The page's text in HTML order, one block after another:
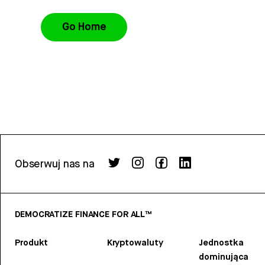
Go Home
Obserwuj nas na
DEMOCRATIZE FINANCE FOR ALL™
Produkt Kryptowaluty
Jednostka
dominująca